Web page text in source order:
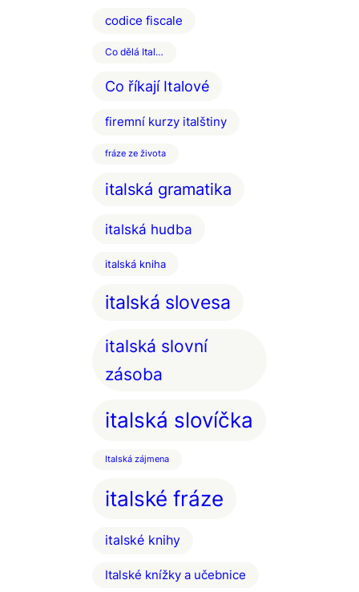
codice fiscale
Co dělá Ital…
Co říkají Italové
firemní kurzy italštiny
fráze ze života
italská gramatika
italská hudba
italská kniha
italská slovesa
italská slovní
zásoba
italská slovíčka
Italská zájmena
italské fráze
italské knihy
Italské knížky a učebnice